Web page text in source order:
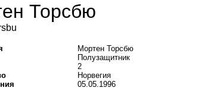
Торсбю
Мортен Торсбю
Полузащитник
2
Норвегия
05.05.1996